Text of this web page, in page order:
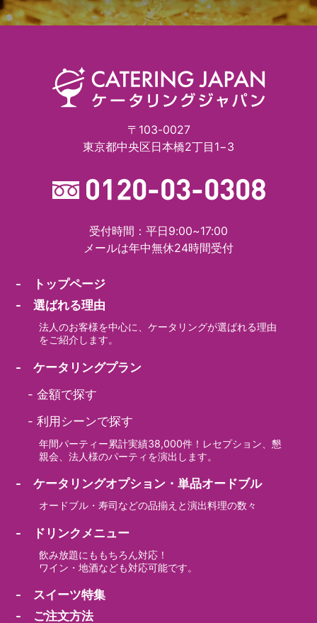
〒103-0027
東京都中央区日本橋2丁目1−3
受付時間：平日9:00~17:00
メールは年中無休24時間受付
- トップページ
- 選ばれる理由
法人のお客様を中心に、ケータリングが選ばれる理由
をご紹介します。
- ケータリングプラン
-金額で探す
-利用シーンで探す
年間パーティー累計実績38,000件！レセプション、懇
親会、法人様のパーティを演出します。
- ケータリングオプション・単品オードブル
オードブル・寿司などの品揃えと演出料理の数々
- ドリンクメニュー
飲み放題にももちろん対応！
ワイン・地酒なども対応可能です。
- スイーツ特集
- ご注文方法